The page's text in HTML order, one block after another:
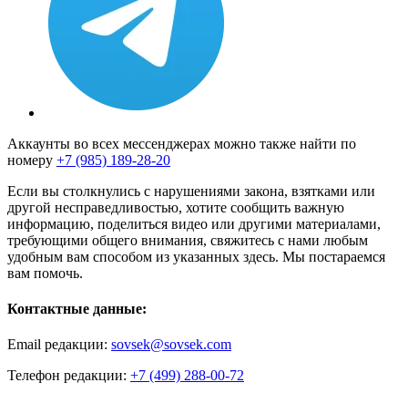
Аккаунты во всех мессенджерах можно также найти по
номеру +7 (985) 189-28-20
Если вы столкнулись с нарушениями закона, взятками или
другой несправедливостью, хотите сообщить важную
информацию, поделиться видео или другими материалами,
требующими общего внимания, свяжитесь с нами любым
удобным вам способом из указанных здесь. Мы постараемся
вам помочь.
Контактные данные:
Email редакции: sovsek@sovsek.com
Телефон редакции: +7 (499) 288-00-72